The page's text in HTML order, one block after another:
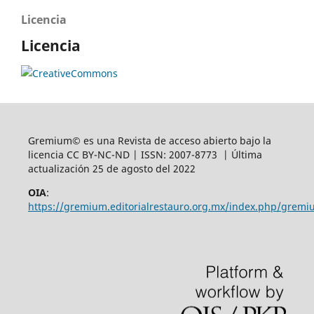
Licencia
Licencia
Gremium© es una Revista de acceso abierto bajo la
licencia CC BY-NC-ND | ISSN: 2007-8773 | Última
actualización 25 de agosto del 2022
OIA:
https://gremium.editorialrestauro.org.mx/index.php/